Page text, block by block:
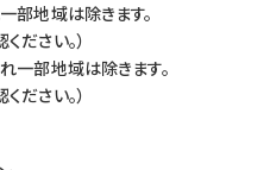
部地域は除きます。
ださい。）
一部地域は除きます。
ださい。）